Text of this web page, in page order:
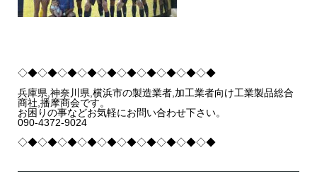
◇◆◇◆◇◆◇◆◇◆◇◆◇◆◇◆◇◆◇◆
兵庫県,神奈川県,横浜市の製造業者,加工業者向け工業製品総合
商社,播摩商会です。
お困りの事などお気軽にお問い合わせ下さい。
090-4372-9024
◇◆◇◆◇◆◇◆◇◆◇◆◇◆◇◆◇◆◇◆